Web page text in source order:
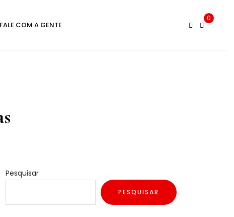
FALE COM A GENTE
0
Pesquisar
PESQUISAR